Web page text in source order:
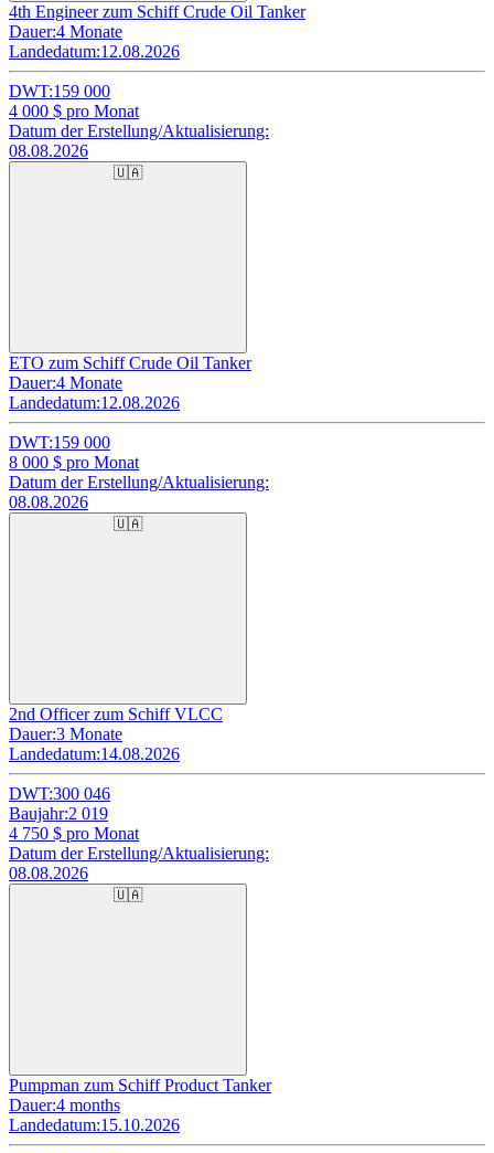
4th Engineer zum Schiff Crude Oil Tanker
Dauer:4 Monate
Landedatum:12.08.2026
DWT:159 000
4 000 $ pro Monat
Datum der Erstellung/Aktualisierung:
08.08.2026
🇺🇦
ETO zum Schiff Crude Oil Tanker
Dauer:4 Monate
Landedatum:12.08.2026
DWT:159 000
8 000 $ pro Monat
Datum der Erstellung/Aktualisierung:
08.08.2026
🇺🇦
2nd Officer zum Schiff VLCC
Dauer:3 Monate
Landedatum:14.08.2026
DWT:300 046
Baujahr:2 019
4 750 $ pro Monat
Datum der Erstellung/Aktualisierung:
08.08.2026
🇺🇦
Pumpman zum Schiff Product Tanker
Dauer:4 months
Landedatum:15.10.2026